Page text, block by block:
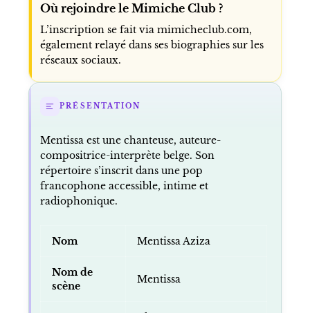
Où rejoindre le Mimiche Club ?
L’inscription se fait via mimicheclub.com,
également relayé dans ses biographies sur les
réseaux sociaux.
PRÉSENTATION
Mentissa est une chanteuse, auteure-
compositrice-interprète belge. Son
répertoire s’inscrit dans une pop
francophone accessible, intime et
radiophonique.
Nom Mentissa Aziza
Nom de
scène
Mentissa